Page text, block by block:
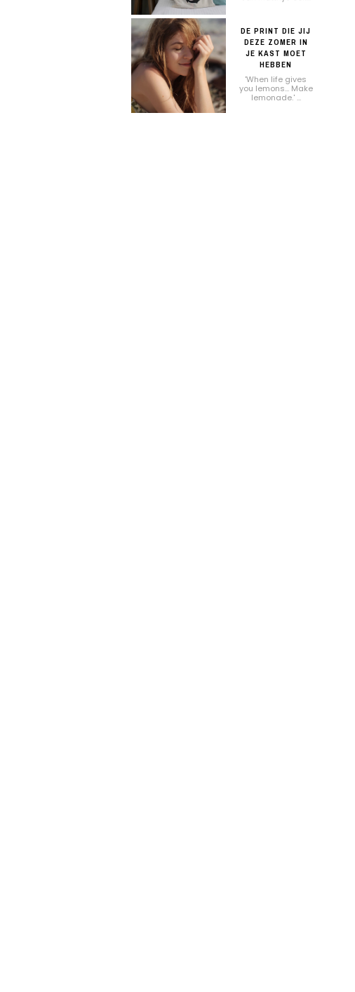
DE PRINT DIE JIJ
DEZE ZOMER IN
JE KAST MOET
HEBBEN
'When life gives
you lemons... Make
lemonade.' ...